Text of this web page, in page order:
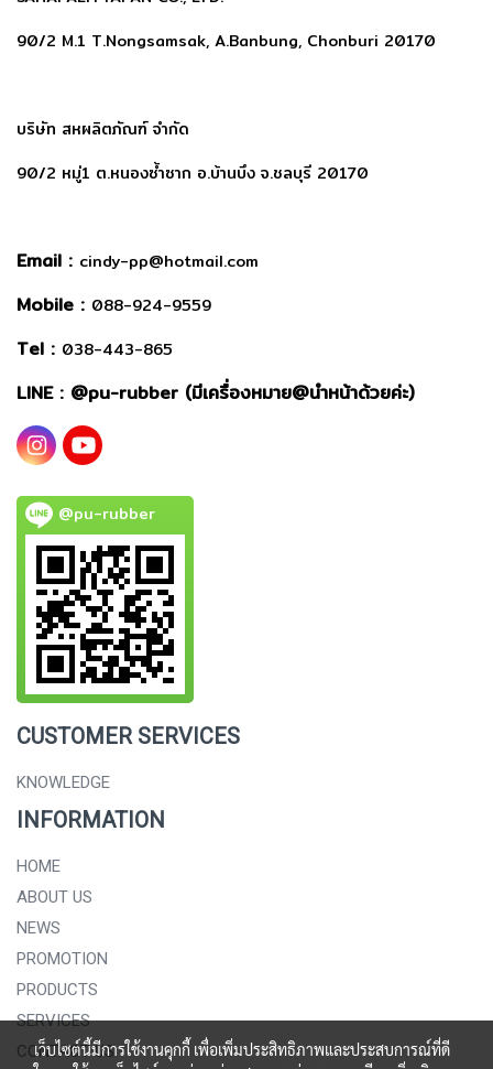
90/2 M.1 T.Nongsamsak, A.Banbung, Chonburi 20170
บริษัท สหผลิตภัณฑ์ จำกัด
90/2 หมู่1 ต.หนองซ้ำซาก อ.บ้านบึง จ.ชลบุรี 20170
Email : cindy-pp@hotmail.com
Mobile : 088-924-9559
Tel : 038-443-865
LINE : @pu-rubber (มีเครื่องหมาย@นำหน้าด้วยค่ะ)
@pu-rubber
CUSTOMER SERVICES
KNOWLEDGE
INFORMATION
HOME
ABOUT US
NEWS
PROMOTION
PRODUCTS
SERVICES
CONTACT US
เว็บไซต์นี้มีการใช้งานคุกกี้ เพื่อเพิ่มประสิทธิภาพและประสบการณ์ที่ดี